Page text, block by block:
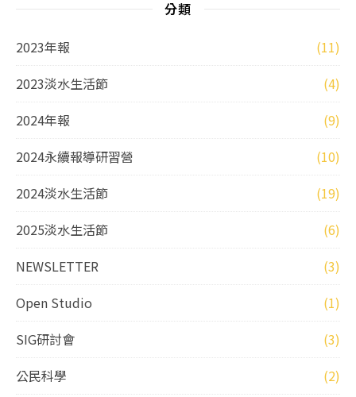
分類
2023年報
(11)
2023淡水生活節
(4)
2024年報
(9)
2024永續報導研習營
(10)
2024淡水生活節
(19)
2025淡水生活節
(6)
NEWSLETTER
(3)
Open Studio
(1)
SIG研討會
(3)
公民科學
(2)